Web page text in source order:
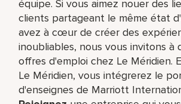
équipe. Si vous aimez nouer des
clients partageant le même état
avez à cœur de créer des
inoubliables, nous vous invitons à
offres d'emploi chez Le Méridien.
Le Méridien, vous intégrerez le
d'enseignes de Marriott